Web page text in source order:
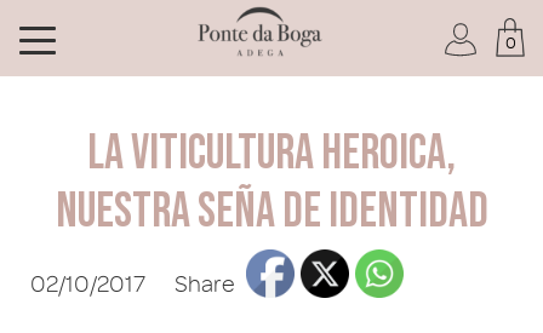
I have forgotten my password
0
La viticultura heroica,
nuestra seña de identidad
02/10/2017 Share